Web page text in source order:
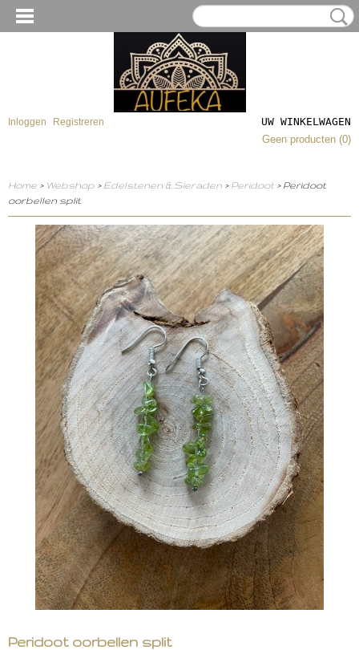
Inloggen Registreren
UW WINKELWAGEN
Geen producten (0)
Home > Webshop > Edelstenen & Sieraden > Peridoot > Peridoot
oorbellen split
Peridoot oorbellen split